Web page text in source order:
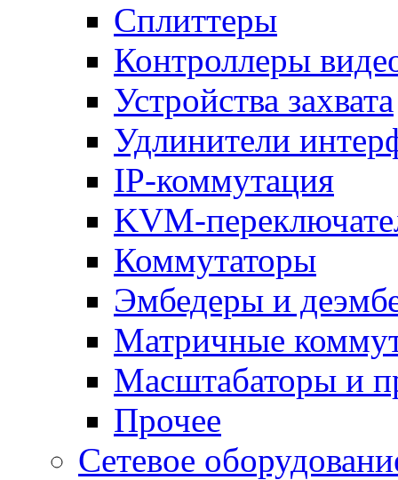
Сплиттеры
Контроллеры
Устройства захвата
Удлинители
IP-коммутация
KVM-
Коммутаторы
Эмбедеры и
Матричные
Масштабаторы и
Прочее
Сетевое